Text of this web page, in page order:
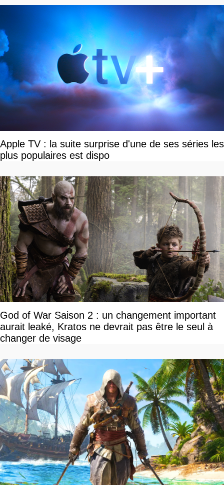
Apple TV : la suite surprise d'une de ses séries les
plus populaires est dispo
God of War Saison 2 : un changement important
aurait leaké, Kratos ne devrait pas être le seul à
changer de visage